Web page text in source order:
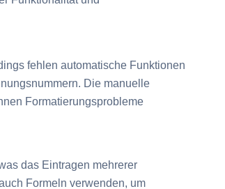
fehlen automatische Funktionen
Die manuelle
Formatierungsprobleme
das Eintragen mehrerer
Formeln verwenden, um